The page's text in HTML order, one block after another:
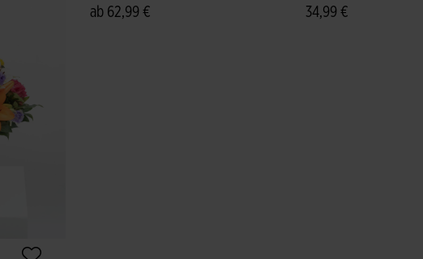
ab 62,99 €
34,99 €